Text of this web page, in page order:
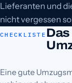
Lieferanten und
nicht vergessen
CHECKLISTE
Eine gute